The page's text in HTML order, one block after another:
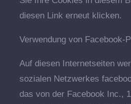
diesen Link erneut klicken.
Verwendung von Facebook-
Auf diesen Internetseiten
sozialen Netzwerkes
das von der Facebook Inc.,